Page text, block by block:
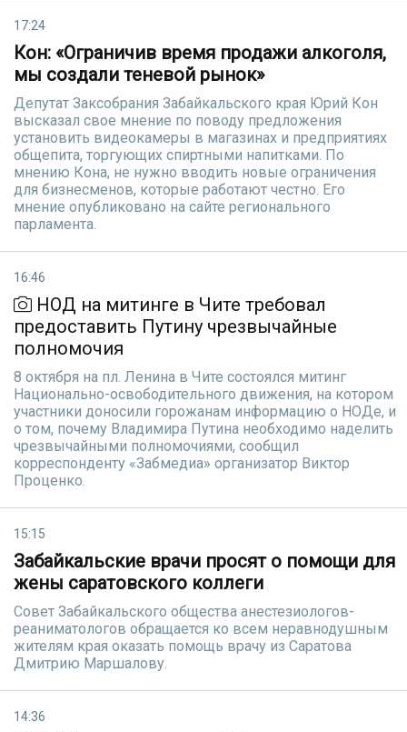
17:24
Кон: «Ограничив время продажи алкоголя,
мы создали теневой рынок»
Депутат Заксобрания Забайкальского края Юрий Кон
высказал свое мнение по поводу предложения
установить видеокамеры в магазинах и предприятиях
общепита, торгующих спиртными напитками. По
мнению Кона, не нужно вводить новые ограничения
для бизнесменов, которые работают честно. Его
мнение опубликовано на сайте регионального
парламента.
16:46
НОД на митинге в Чите требовал
предоставить Путину чрезвычайные
полномочия
8 октября на пл. Ленина в Чите состоялся митинг
Национально-освободительного движения, на котором
участники доносили горожанам информацию о НОДе, и
о том, почему Владимира Путина необходимо наделить
чрезвычайными полномочиями, сообщил
корреспонденту «Забмедиа» организатор Виктор
Проценко.
15:15
Забайкальские врачи просят о помощи для
жены саратовского коллеги
Совет Забайкальского общества анестезиологов-
реаниматологов обращается ко всем неравнодушным
жителям края оказать помощь врачу из Саратова
Дмитрию Маршалову.
14:36